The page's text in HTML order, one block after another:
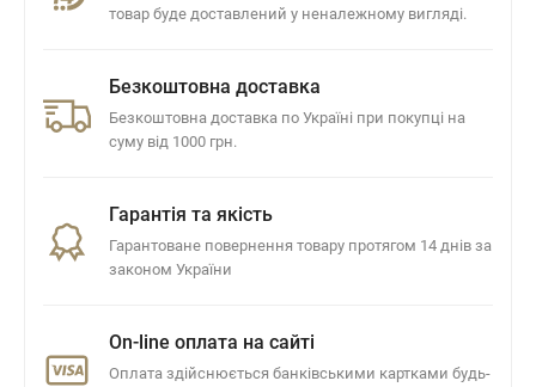
товар буде доставлений у неналежному вигляді.
Безкоштовна доставка
Безкоштовна доставка по Україні при покупці на
суму від 1000 грн.
Гарантія та якість
Гарантоване повернення товару протягом 14 днів за
законом України
On-line оплата на сайті
Оплата здійснюється банківськими картками будь-